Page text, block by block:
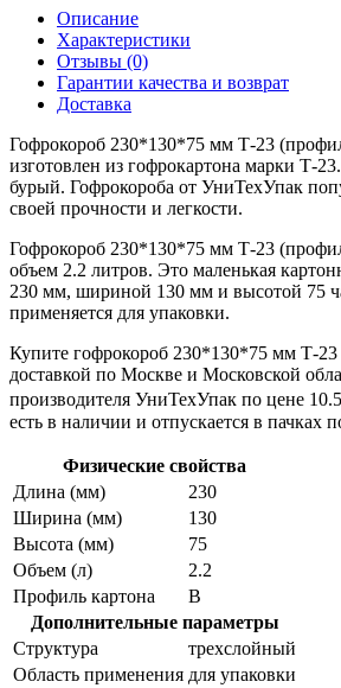
Описание
Характеристики
Отзывы (0)
Гарантии качества и возврат
Доставка
Гофрокороб 230*130*75 мм Т-23
изготовлен из гофрокартона марки Т-
бурый. Гофрокороба от УниТехУпак
своей прочности и легкости.
Гофрокороб 230*130*75 мм Т-23
объем 2.2 литров. Это маленькая
230 мм, шириной 130 мм и высотой 75
применяется для упаковки.
Купите гофрокороб 230*130*75 мм Т-
доставкой по Москве и Московской
производителя УниТехУпак по цене
есть в наличии и отпускается в пачках
Физические свойства
Длина (мм)
230
Ширина (мм)
130
Высота (мм)
75
Объем (л)
2.2
Профиль картона
В
Дополнительные параметры
Структура
трехслойный
Область применения для упаковки